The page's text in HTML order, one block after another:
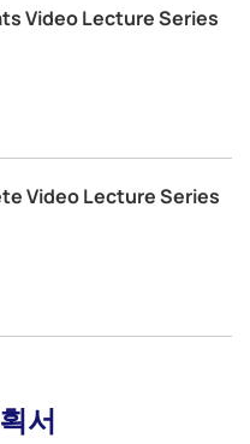
Video Lecture Series
Video Lecture Series
서